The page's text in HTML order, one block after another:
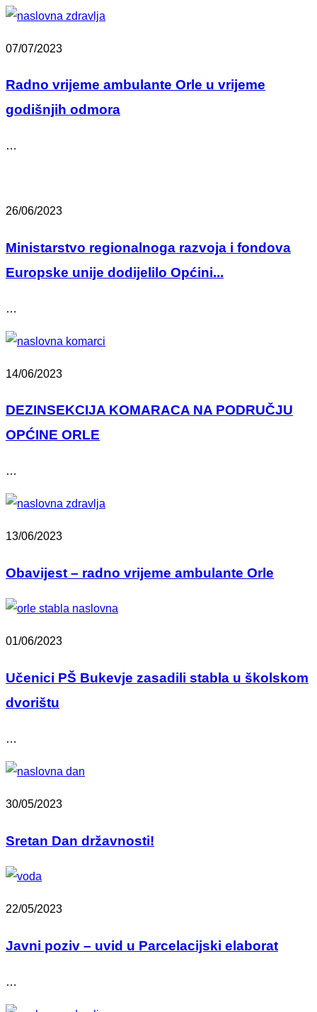
07/07/2023
Radno vrijeme ambulante Orle u vrijeme
godišnjih odmora
…
26/06/2023
Ministarstvo regionalnoga razvoja i fondova
Europske unije dodijelilo Općini...
…
14/06/2023
DEZINSEKCIJA KOMARACA NA PODRUČJU
OPĆINE ORLE
…
13/06/2023
Obavijest – radno vrijeme ambulante Orle
01/06/2023
Učenici PŠ Bukevje zasadili stabla u školskom
dvorištu
…
30/05/2023
Sretan Dan državnosti!
22/05/2023
Javni poziv – uvid u Parcelacijski elaborat
…